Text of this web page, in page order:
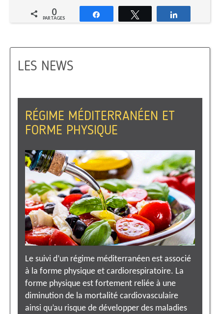
0
PARTAGES Partagez Tweetez
LES NEWS
RÉGIME MÉDITERRANÉEN ET
FORME PHYSIQUE
Le suivi d’un régime méditerranéen est associé
à la forme physique et cardiorespiratoire. La
forme physique est fortement reliée à une
diminution de la mortalité cardiovasculaire
ainsi qu’au risque de développer des maladies